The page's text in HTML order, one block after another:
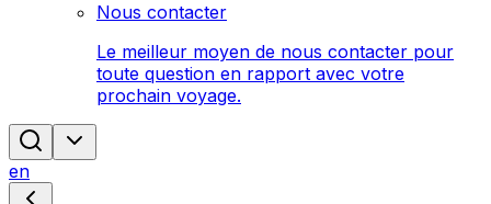
Nous contacter
Le meilleur moyen de nous contacter pour
toute question en rapport avec votre
prochain voyage.
en